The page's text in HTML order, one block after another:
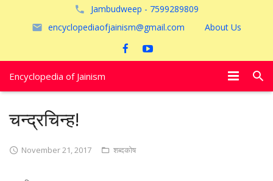
Jambudweep - 7599289809
encyclopediaofjainism@gmail.com
About Us
Encyclopedia of Jainism
चन्द्रचिन्ह!
November 21, 2017 शब्दकोष